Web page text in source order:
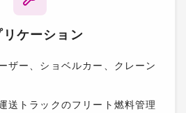
リケーション
ザー、ショベルカー、クレーン
送トラックのフリート燃料管理